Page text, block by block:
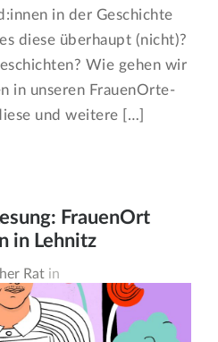
in der Geschichte
diese überhaupt (nicht)?
Wie gehen wir
in unseren FrauenOrte-
und weitere […]
FrauenOrt
in Lehnitz
Rat in